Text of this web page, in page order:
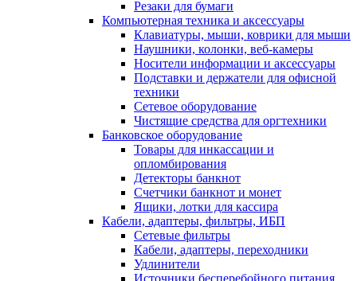
Резаки для бумаги
Компьютерная техника и аксессуары
Клавиатуры, мыши, коврики для мыши
Наушники, колонки, веб-камеры
Носители информации и аксессуары
Подставки и держатели для офисной
техники
Сетевое оборудование
Чистящие средства для оргтехники
Банковское оборудование
Товары для инкассации и
опломбирования
Детекторы банкнот
Счетчики банкнот и монет
Ящики, лотки для кассира
Кабели, адаптеры, фильтры, ИБП
Сетевые фильтры
Кабели, адаптеры, переходники
Удлинители